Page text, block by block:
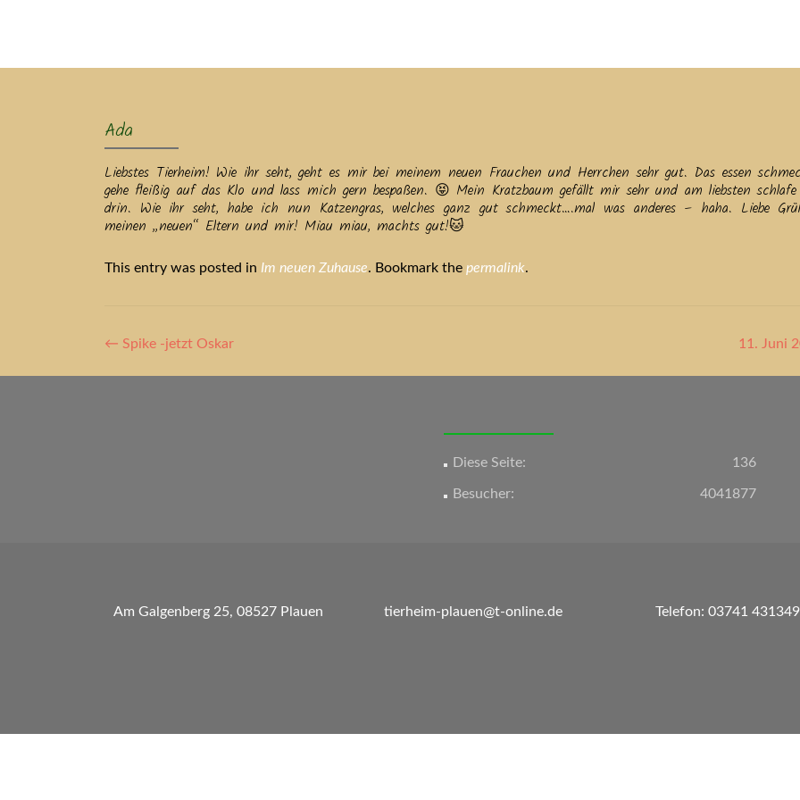
Ada
Liebstes Tierheim! Wie ihr seht, geht es mir bei meinem neuen Frauchen und Herrchen sehr gut. Das essen
gehe fleißig auf das Klo und lass mich gern bespaßen. 😝 Mein Kratzbaum gefällt mir sehr und am liebsten
drin. Wie ihr seht, habe ich nun Katzengras, welches ganz gut schmeckt….mal was anderes – haha. Liebe
meinen „neuen“ Eltern und mir! Miau miau, machts gut!🐱
This entry was posted in Im neuen Zuhause. Bookmark the permalink.
Artikel-
Navigation
← Spike -jetzt Oskar 11. Juni
136
Diese Seite:
4041877
Besucher:
Am Galgenberg 25, 08527 Plauen tierheim-plauen@t-online.de Telefon: 03741 431349